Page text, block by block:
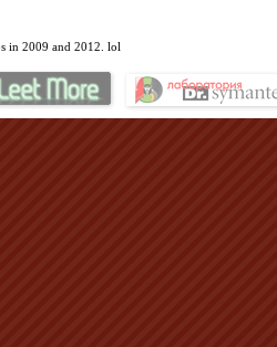
in 2009 and 2012. lol